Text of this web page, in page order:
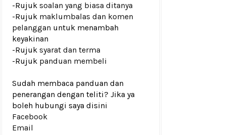
-Rujuk soalan yang biasa ditanya
-Rujuk maklumbalas dan komen
pelanggan untuk menambah
keyakinan
-Rujuk syarat dan terma
-Rujuk panduan membeli
Sudah membaca panduan dan
penerangan dengan teliti? Jika ya
boleh hubungi saya disini
Facebook
Email